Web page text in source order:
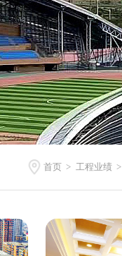
首页 > 工程业绩 >